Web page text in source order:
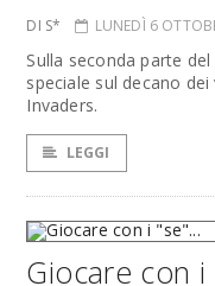
DI S* LUNEDÌ 6
Sulla seconda parte
speciale sul decano
Invaders.
LEGGI
Giocare con i